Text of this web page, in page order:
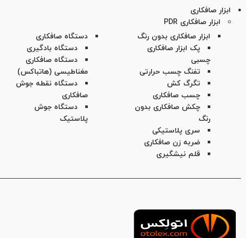
ابزار صافکاری
ابزار صافکاری PDR
ابزار صافکاری بدون رنگ
پک ابزار صافکاری
چسبی
تفنگ چسب حرارتی
تگرگ کش
چسب صافکاری
چکش صافکاری بدون
رنگ
سری پلاستیکی
ضربه زن صافکاری
قلم نیشگیری
دستگاه صافکاری
دستگاه بادگیری
دستگاه صافکاری
مغناطیسی (هاتباکس)
دستگاه نقطه جوش
صافکاری
دستگاه جوش
پلاستیک